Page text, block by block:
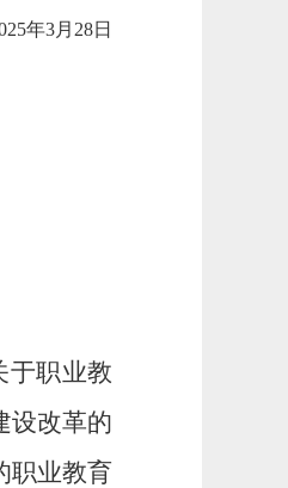
年3月28日
于职业教
设改革的
职业教育